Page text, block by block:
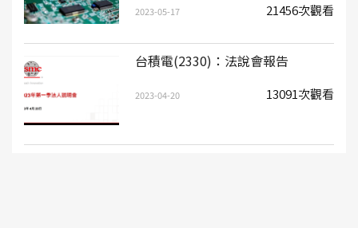
2023-05-17 21456次觀看
台積電(2330)：法說會報告
2023-04-20 13091次觀看